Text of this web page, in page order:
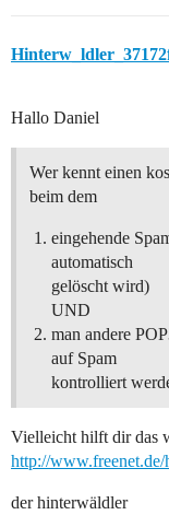
Hallo Daniel
Wer kennt einen
beim dem
eingehende
automatisch
gelöscht wird)
UND
man andere
auf Spam
kontrolliert
Vielleicht hilft dir das
http://
der hinterwäldler